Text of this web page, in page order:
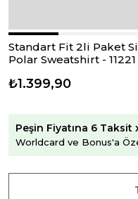
Standart Fit 2li Paket
Polar Sweatshirt - 11221
₺1.399,90
Peşin Fiyatına 6 Taksit
Worldcard ve Bonus'a